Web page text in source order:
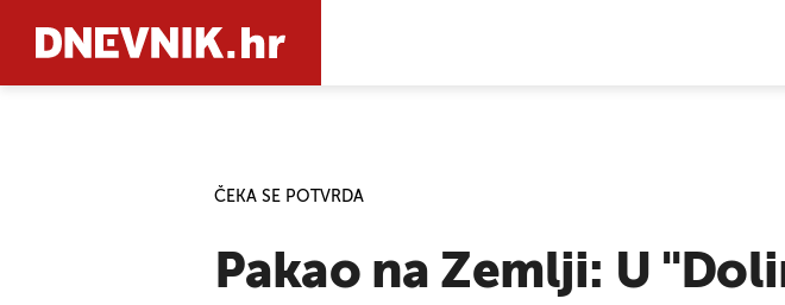
ČEKA SE POTVRDA
Pakao na Zemlji: U